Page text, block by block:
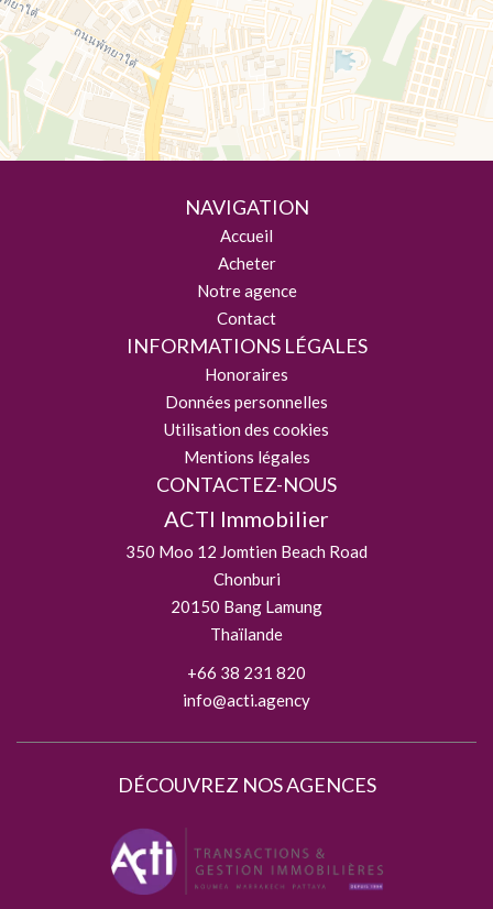
NAVIGATION
Accueil
Acheter
Notre agence
Contact
INFORMATIONS LÉGALES
Honoraires
Données personnelles
Utilisation des cookies
Mentions légales
CONTACTEZ-NOUS
ACTI Immobilier
350 Moo 12 Jomtien Beach Road
Chonburi
20150 Bang Lamung
Thaïlande
+66 38 231 820
info@acti.agency
DÉCOUVREZ NOS AGENCES